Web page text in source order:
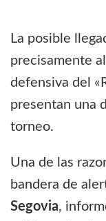
La posible
precisamente
defensiva del
presentan una
torneo.
Una de las
bandera de
Segovia,